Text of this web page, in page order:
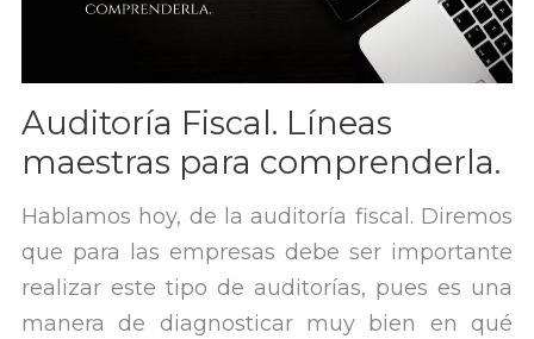
Auditoría Fiscal. Líneas
maestras para comprenderla.
Hablamos hoy, de la auditoría fiscal. Diremos
que para las empresas debe ser importante
realizar este tipo de auditorías, pues es una
manera de diagnosticar muy bien en qué